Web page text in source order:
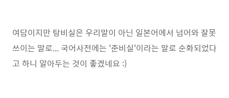
여담이지만 탕비실은 우리말이 아닌 일본어에서 넘어와 잘못
쓰이는 말로... 국어사전에는 '준비실'이라는 말로 순화되었다
고 하니 알아두는 것이 좋겠네요 :)